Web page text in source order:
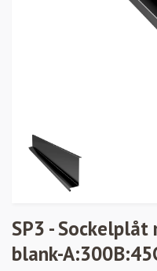
SP3 -
blank-